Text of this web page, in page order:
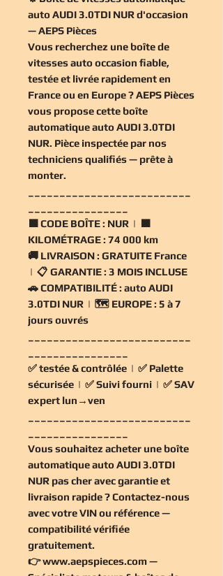
auto AUDI 3.0TDI NUR d'occasion
— AEPS Pièces
Vous recherchez une boîte de
vitesses auto occasion fiable,
testée et livrée rapidement en
France ou en Europe ? AEPS Pièces
vous propose cette boîte
automatique auto AUDI 3.0TDI
NUR. Pièce inspectée par nos
techniciens qualifiés — prête à
monter.
🟧CODE BOÎTE : NUR | 🟧
KILOMÉTRAGE : 74 000 km
🚚 LIVRAISON : GRATUITE France
| 📋 GARANTIE : 3 MOIS INCLUSE
🚗COMPATIBILITÉ : auto AUDI
3.0TDI NUR | 🗺️ EUROPE : 5 à 7
jours ouvrés
✅testée & contrôlée | ✅ Palette
sécurisée | ✅Suivi fourni | ✅SAV
expert lun→ven
Vous souhaitez acheter une boîte
automatique auto AUDI 3.0TDI
NUR pas cheravec garantie et
livraison rapide ? Contactez-nous
avec votre VIN ou référence —
compatibilité vérifiée
gratuitement.
👉www.aepspieces.com—